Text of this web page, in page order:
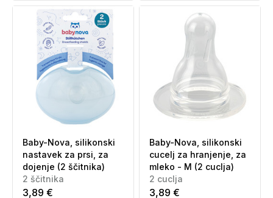
Baby-Nova, silikonski
nastavek za prsi, za
dojenje (2 ščitnika)
2 ščitnika
3,89 €
Baby-Nova, silikonski
cucelj za hranjenje, za
mleko - M (2 cuclja)
2 cuclja
3,89 €